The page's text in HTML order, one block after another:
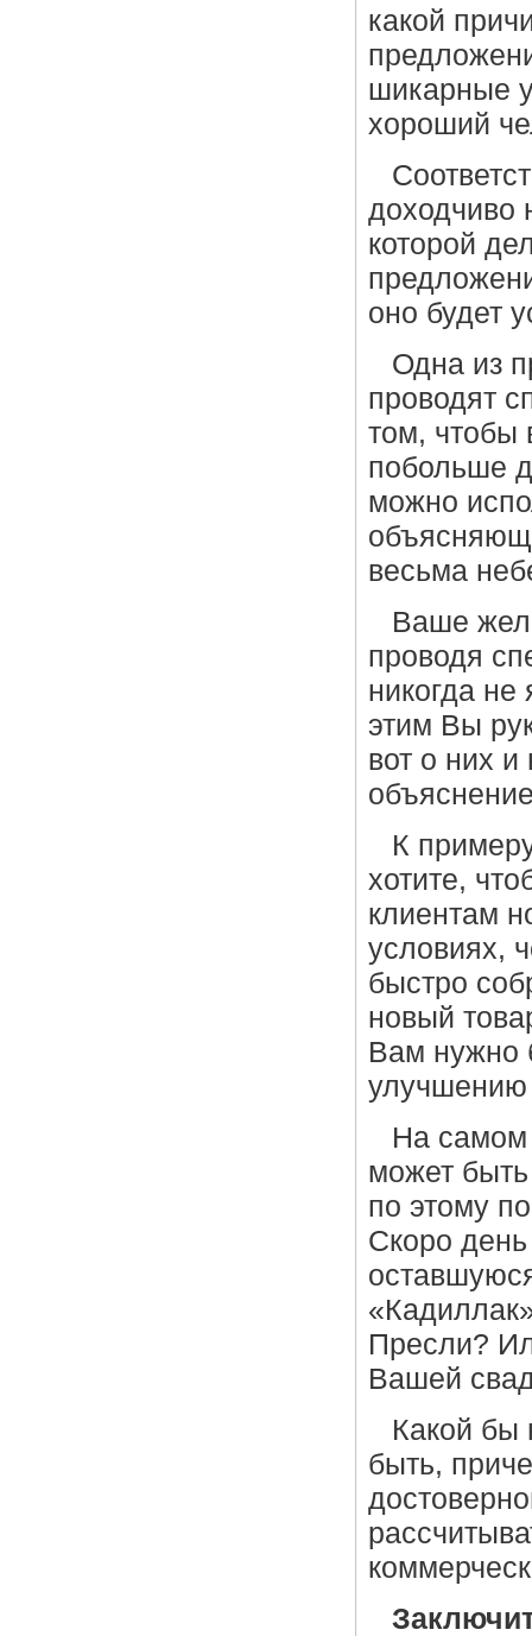
какой
шикарные
хороший
доходчиво
которой
оно будет
Одна из
проводят
том, чтобы
побольше
можно
весьма
Ваше
проводя
никогда
этим Вы
вот о них
К
хотите,
клиентам
условиях,
быстро
новый
Вам нужно
На самом
может
по этому
Скоро
Пресли?
Вашей
Какой бы
быть,